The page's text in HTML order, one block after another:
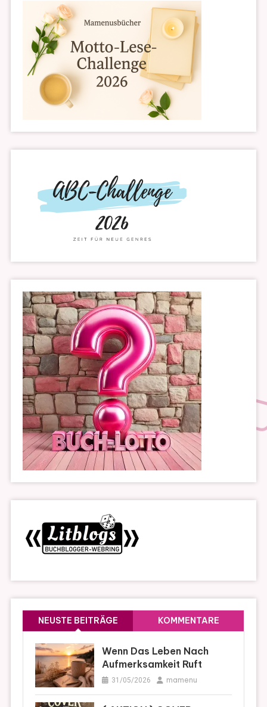
NEUSTE BEITRÄGE KOMMENTARE
Wenn Das Leben Nach
Aufmerksamkeit Ruft
31/05/2026 mamenu